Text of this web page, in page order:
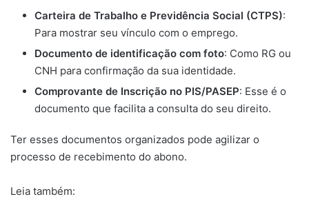
Carteira de Trabalho e Previdência Social (CTPS):
Para mostrar seu vínculo com o emprego.
Documento de identificação com foto: Como RG ou
CNH para confirmação da sua identidade.
Comprovante de Inscrição no PIS/PASEP: Esse é o
documento que facilita a consulta do seu direito.
Ter esses documentos organizados pode agilizar o
processo de recebimento do abono.
Leia também: